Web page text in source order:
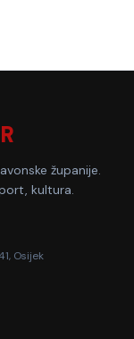
županije.
kultura.
Osijek